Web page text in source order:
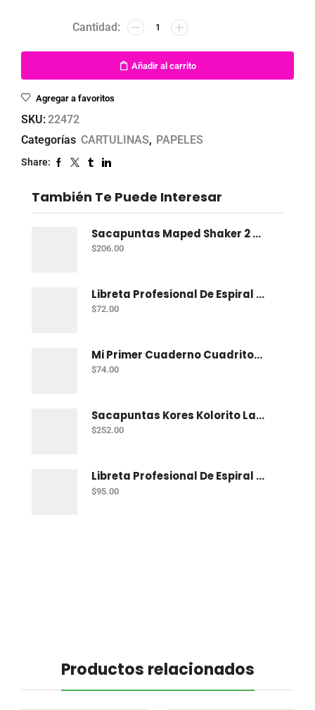
Añadir al carrito
Agregar a favoritos
SKU:22472
Categorías CARTULINAS, PAPELES
Share:
También Te Puede Interesar
Sacapuntas Maped Shaker 2 Orificios - Bote Con 12
$206.00
Libreta Profesional De Espiral Norma Color 100 H C-7
$72.00
Mi Primer Cuaderno Cuadritos "A" (10Mm) 50 Hojas Norma
$74.00
Sacapuntas Kores Kolorito Lapiz 1 Orif C/20
$252.00
Libreta Profesional De Espiral Printaform Arcoiris Pastel 100 H Ry
$95.00
Productos relacionados